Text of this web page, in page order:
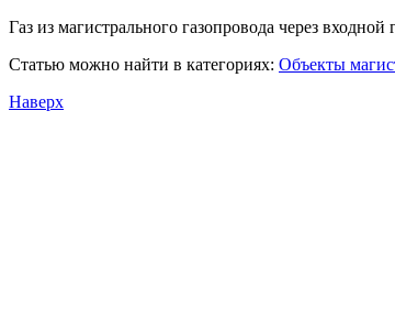
Газ из магистрального газопровода через
Статью можно найти в категориях: Объекты
Наверх